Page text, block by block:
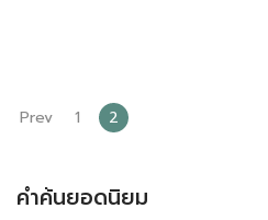
Prev 1 2
คำค้นยอดนิยม